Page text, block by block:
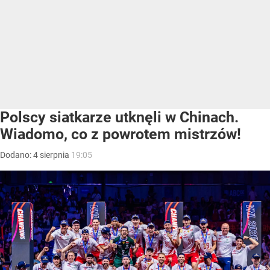
Polscy siatkarze utknęli w Chinach.
Wiadomo, co z powrotem mistrzów!
Dodano:4 sierpnia 19:05